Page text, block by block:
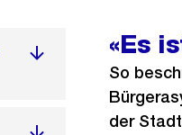
«Es
So
der